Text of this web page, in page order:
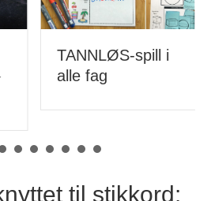
TANNLØS-spill i
alle fag
til stikkord: